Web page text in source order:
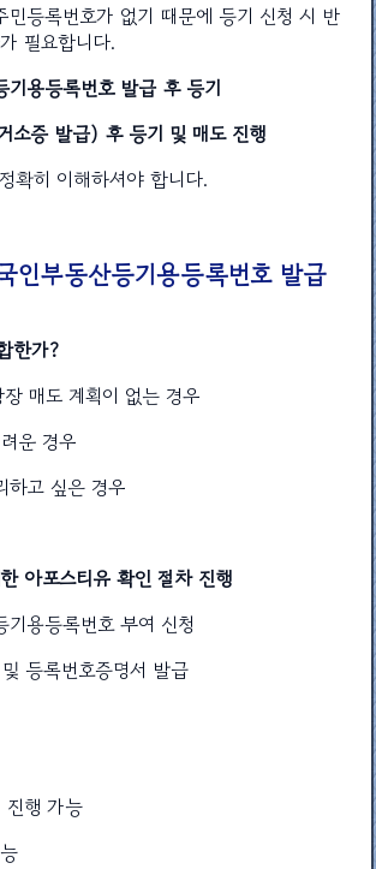
민등록번호가 없기 때문에 등기 신청 시 반
필요합니다.
용등록번호 발급 후 등기
소증 발급) 후 등기 및 매도 진행
확히 이해하셔야 합니다.
부동산등기용등록번호 발급
한가?
매도 계획이 없는 경우
운 경우
고 싶은 경우
아포스티유 확인 절차 진행
용등록번호 부여 신청
등록번호증명서 발급
행 가능